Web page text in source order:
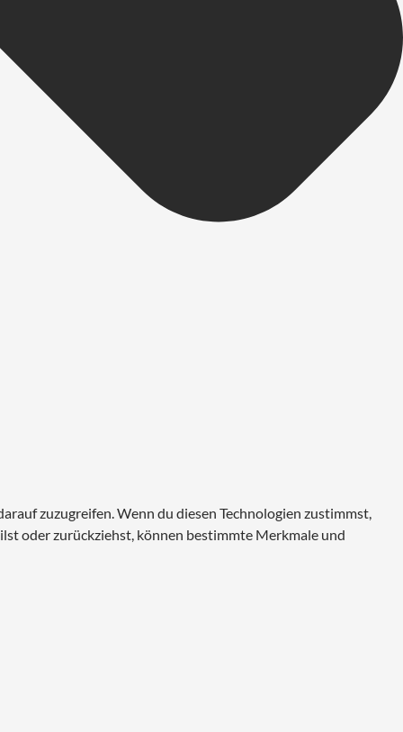
zuzugreifen. Wenn du diesen Technologien zustimmst,
oder zurückziehst, können bestimmte Merkmale und